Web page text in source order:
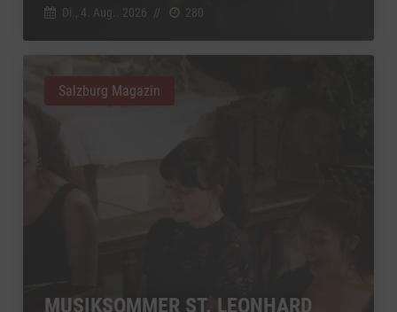
Di., 4. Aug.. 2026 // 280
MUSIKSOMMER ST. LEONHARD
Salzburg Magazin